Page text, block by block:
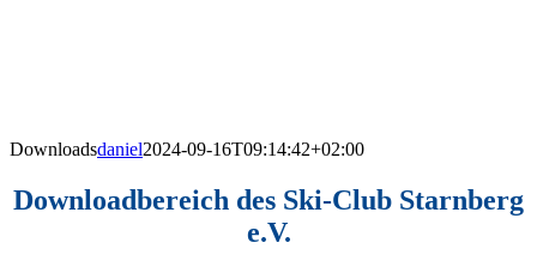
Downloadsdaniel2024-09-16T09:14:42+02:00
Downloadbereich des Ski-Club Starnberg
e.V.